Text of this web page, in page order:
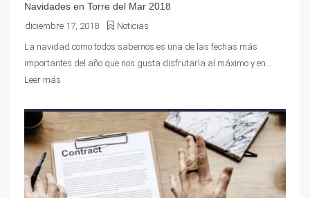
Navidades en Torre del Mar 2018
diciembre 17, 2018
Noticias
La navidad como todos sabemos es una de las fechas más
importantes del año que nos gusta disfrutarla al máximo y en...
Leer más